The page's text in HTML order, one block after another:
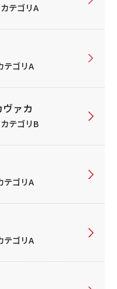
テゴリA
ゴリA
ァカ
テゴリB
ゴリA
ゴリA